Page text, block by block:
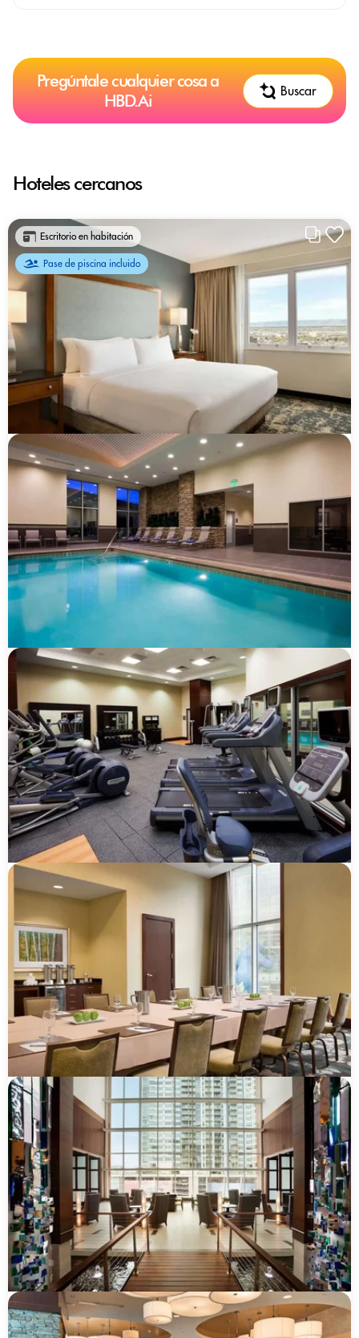
Pregúntale cualquier cosa a
HBD.Ai
Buscar
Hoteles cercanos
Escritorio en habitación
Pase de piscina incluido